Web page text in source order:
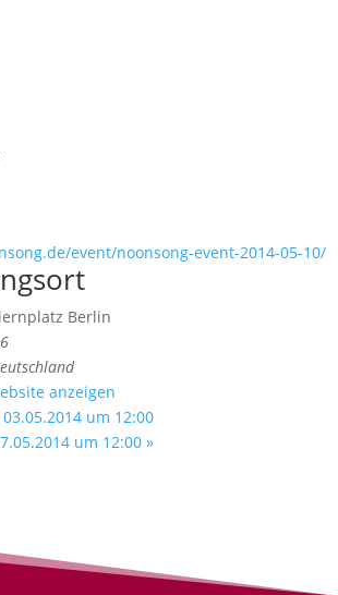
event/noonsong-event-2014-05-10/
Berlin
anzeigen
um 12:00
um 12:00 »